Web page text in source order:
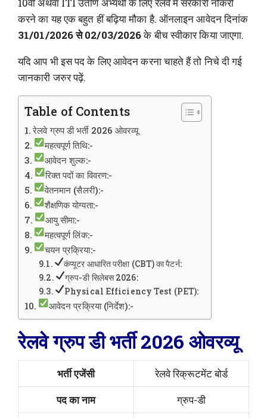
करने का यह एक बहुत हीं बढ़िया मौका है. ऑनलाइन आवेदन दिनांक
31/01/2026 से 02/03/2026के बीच स्वीकार किया जाएगा.
यदि आप भी इस पद के लिए आवेदन करना चाहते हैं तो निचे दी गई
जानकारी जरुर पढ़ें.
Table of Contents
रेलवे ग्रुप डी भर्ती 2026 ओवरव्यू
महत्वपूर्ण तिथि:-
आवेदन शुल्क:-
रिक्त पदों का विवरण:-
वेतनमान (सैलरी):-
शैक्षणिक योग्यता:-
आयु सीमा:-
महत्वपूर्ण लिंक:-
चयन प्रक्रिया:-
कंप्यूटर आधारित परीक्षा (CBT) का पैटर्न:
ग्रुप-डी सिलेबस 2026:
Physical Efficiency Test (PET):
आवेदन प्रक्रिया (निर्देश):-
रेलवे ग्रुप डी भर्ती 2026 ओवरव्यू
भर्ती एजेंसी
रेलवे रिक्रूटमेंट बोर्ड
पद का नाम
ग्रुप-डी